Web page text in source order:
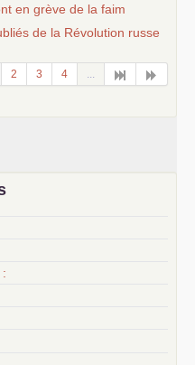
en grève de la faim
de la Révolution russe
2 3 4 ...